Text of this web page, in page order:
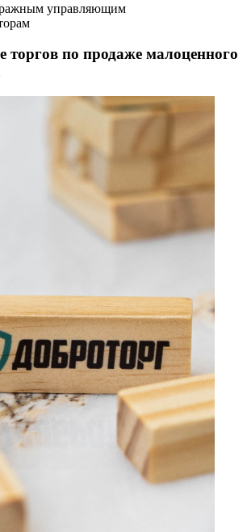
управляющим
торгов по продаже малоценного